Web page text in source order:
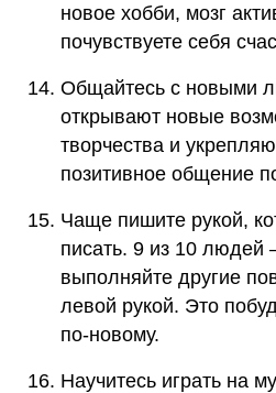
новое хобби, мозг
почувствуете себя
Общайтесь с новыми
открывают новые
творчества и
позитивное общение
Чаще пишите рукой,
писать. 9 из 10
выполняйте другие
левой рукой. Это
по-новому.
Научитесь играть на